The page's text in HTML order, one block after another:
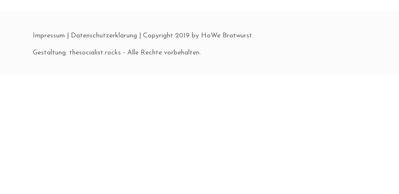
Impressum Datenschutzerklärung | Copyright 2019 by HoWe Bratwurst.
Gestaltung: thesocialist.rocks - Alle Rechte vorbehalten.